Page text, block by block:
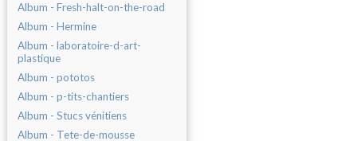
Album - Fresh-halt-on-the-road
Album - Hermine
Album - laboratoire-d-art-
plastique
Album - pototos
Album - p-tits-chantiers
Album - Stucs vénitiens
Album - Tete-de-mousse